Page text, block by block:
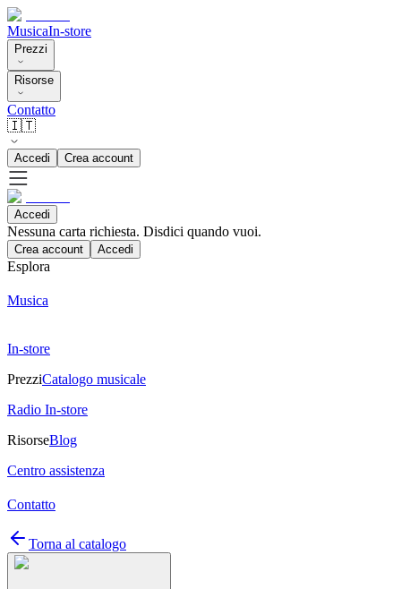
MusicaIn-store
Prezzi
Risorse
Contatto
🇮🇹
Accedi Crea account
Accedi
Nessuna carta richiesta. Disdici quando vuoi.
Crea account Accedi
Esplora
Musica
In-store
PrezziCatalogo musicale
Radio In-store
RisorseBlog
Centro assistenza
Contatto
Torna al catalogo